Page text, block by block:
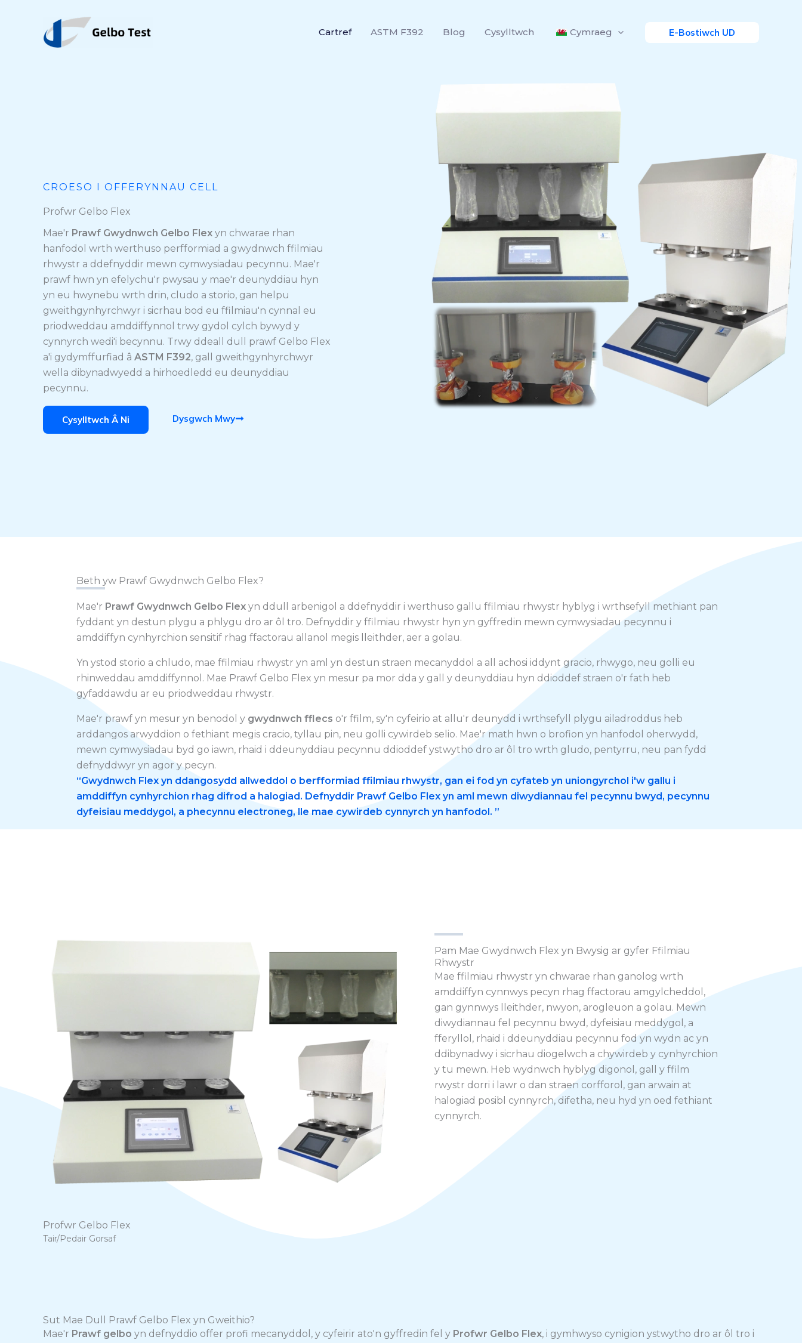
Cartref ASTM F392 Blog Cysylltwch Cymraeg E-Bostiwch UD
CROESO I OFFERYNNAU CELL
Profwr Gelbo Flex
Mae'r Prawf Gwydnwch Gelbo Flex yn chwarae rhan
hanfodol wrth werthuso perfformiad a gwydnwch ffilmiau
rhwystr a ddefnyddir mewn cymwysiadau pecynnu. Mae'r
prawf hwn yn efelychu'r pwysau y mae'r deunyddiau hyn
yn eu hwynebu wrth drin, cludo a storio, gan helpu
gweithgynhyrchwyr i sicrhau bod eu ffilmiau'n cynnal eu
priodweddau amddiffynnol trwy gydol cylch bywyd y
cynnyrch wedi'i becynnu. Trwy ddeall dull prawf Gelbo Flex
a'i gydymffurfiad â ASTM F392, gall gweithgynhyrchwyr
wella dibynadwyedd a hirhoedledd eu deunyddiau
pecynnu.
Cysylltwch Â Ni Dysgwch Mwy
Beth yw Prawf Gwydnwch Gelbo Flex?
Mae'r Prawf Gwydnwch Gelbo Flex yn ddull arbenigol a ddefnyddir i werthuso gallu ffilmiau rhwystr hyblyg i wrthsefyll methiant pan
fyddant yn destun plygu a phlygu dro ar ôl tro. Defnyddir y ffilmiau rhwystr hyn yn gyffredin mewn cymwysiadau pecynnu i
amddiffyn cynhyrchion sensitif rhag ffactorau allanol megis lleithder, aer a golau.
Yn ystod storio a chludo, mae ffilmiau rhwystr yn aml yn destun straen mecanyddol a all achosi iddynt gracio, rhwygo, neu golli eu
rhinweddau amddiffynnol. Mae Prawf Gelbo Flex yn mesur pa mor dda y gall y deunyddiau hyn ddioddef straen o'r fath heb
gyfaddawdu ar eu priodweddau rhwystr.
Mae'r prawf yn mesur yn benodol y gwydnwch fflecs o'r ffilm, sy'n cyfeirio at allu'r deunydd i wrthsefyll plygu ailadroddus heb
arddangos arwyddion o fethiant megis cracio, tyllau pin, neu golli cywirdeb selio. Mae'r math hwn o brofion yn hanfodol oherwydd,
mewn cymwysiadau byd go iawn, rhaid i ddeunyddiau pecynnu ddioddef ystwytho dro ar ôl tro wrth gludo, pentyrru, neu pan fydd
defnyddwyr yn agor y pecyn.
“Gwydnwch Flex yn ddangosydd allweddol o berfformiad ffilmiau rhwystr, gan ei fod yn cyfateb yn uniongyrchol i'w gallu i
amddiffyn cynhyrchion rhag difrod a halogiad. Defnyddir Prawf Gelbo Flex yn aml mewn diwydiannau fel pecynnu bwyd, pecynnu
dyfeisiau meddygol, a phecynnu electroneg, lle mae cywirdeb cynnyrch yn hanfodol. ”
Profwr Gelbo Flex
Tair/Pedair Gorsaf
Pam Mae Gwydnwch Flex yn Bwysig ar gyfer Ffilmiau
Rhwystr
Mae ffilmiau rhwystr yn chwarae rhan ganolog wrth
amddiffyn cynnwys pecyn rhag ffactorau amgylcheddol,
gan gynnwys lleithder, nwyon, arogleuon a golau. Mewn
diwydiannau fel pecynnu bwyd, dyfeisiau meddygol, a
fferyllol, rhaid i ddeunyddiau pecynnu fod yn wydn ac yn
ddibynadwy i sicrhau diogelwch a chywirdeb y cynhyrchion
y tu mewn. Heb wydnwch hyblyg digonol, gall y ffilm
rwystr dorri i lawr o dan straen corfforol, gan arwain at
halogiad posibl cynnyrch, difetha, neu hyd yn oed fethiant
cynnyrch.
Sut Mae Dull Prawf Gelbo Flex yn Gweithio?
Mae'r Prawf gelbo yn defnyddio offer profi mecanyddol, y cyfeirir ato'n gyffredin fel y Profwr Gelbo Flex, i gymhwyso cynigion ystwytho dro ar ôl tro i